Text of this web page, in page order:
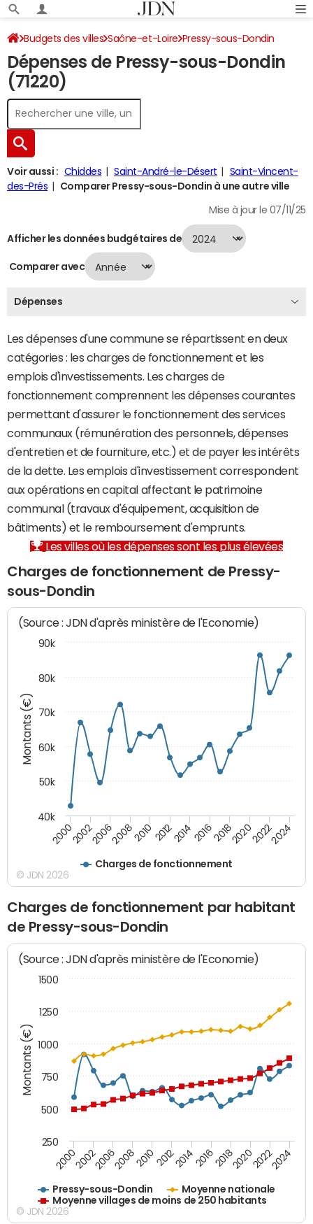
Budgets des villes Saône-et-Loire Pressy-sous-Dondin
Dépenses 2024
Dépenses de Pressy-sous-Dondin
(71220)
Voir aussi : Chiddes Saint-André-le-Désert
Saint-Vincent-
des-Prés
Comparer Pressy-sous-Dondin à une autre ville
Mise à jour le 07/11/25
Afficher les données budgétaires de
Comparer avec
Dépenses
Les dépenses d'une commune se répartissent en deux
catégories : les charges de fonctionnement et les
emplois d'investissements. Les charges de
fonctionnement comprennent les dépenses courantes
permettant d'assurer le fonctionnement des services
communaux (rémunération des personnels, dépenses
d'entretien et de fourniture, etc.) et de payer les intérêts
de la dette. Les emplois d'investissement correspondent
aux opérations en capital affectant le patrimoine
communal (travaux d'équipement, acquisition de
bâtiments) et le remboursement d'emprunts.
Les villes où les dépenses sont les plus élevées
Charges de fonctionnement de Pressy-
sous-Dondin
Montants (€)
(Source : JDN d'après ministère de l'Economie)
Charges de fonctionnement
20002002200620082010 2012201420162018202020222024
40k
50k
60k
70k
80k
90k
© JDN 2026
Charges de fonctionnement par habitant
de Pressy-sous-Dondin
Montants (€)
(Source : JDN d'après ministère de l'Economie)
Pressy-sous-Dondin
Moyenne nationale
Moyenne villages de moins de 250 habitants
200020022006200820102012201420162018202020222024
250
500
750
1000
1250
1500
© JDN 2026